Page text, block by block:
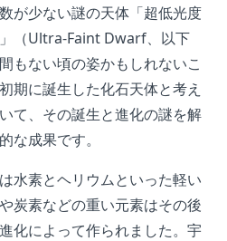
が少ない謎の天体「超低光度
（Ultra-Faint Dwarf、以下
もない頃の姿かもしれないこ
期に誕生した化石天体と考え
て、その誕生と進化の謎を解
な成果です。
水素とヘリウムといった軽い
炭素などの重い元素はその後
化によって作られました。宇